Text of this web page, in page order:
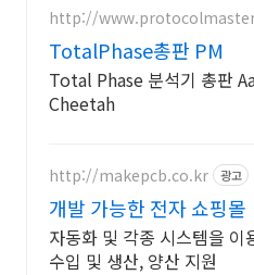
http://
TotalPhase총판 PM
Total Phase 분석기 총판
Cheetah
http://makepcb.co.kr 광고
개발 가능한 전자 쇼핑몰
자동화 및 각종 시스템을 이
수입 및 생산, 양산 지원